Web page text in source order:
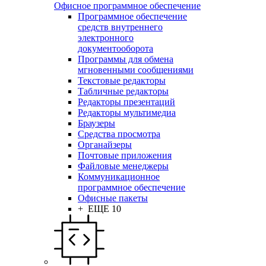
Офисное программное обеспечение
Программное обеспечение
средств внутреннего
электронного
документооборота
Программы для обмена
мгновенными сообщениями
Текстовые редакторы
Табличные редакторы
Редакторы презентаций
Редакторы мультимедиа
Браузеры
Средства просмотра
Органайзеры
Почтовые приложения
Файловые менеджеры
Коммуникационное
программное обеспечение
Офисные пакеты
+ ЕЩЕ 10